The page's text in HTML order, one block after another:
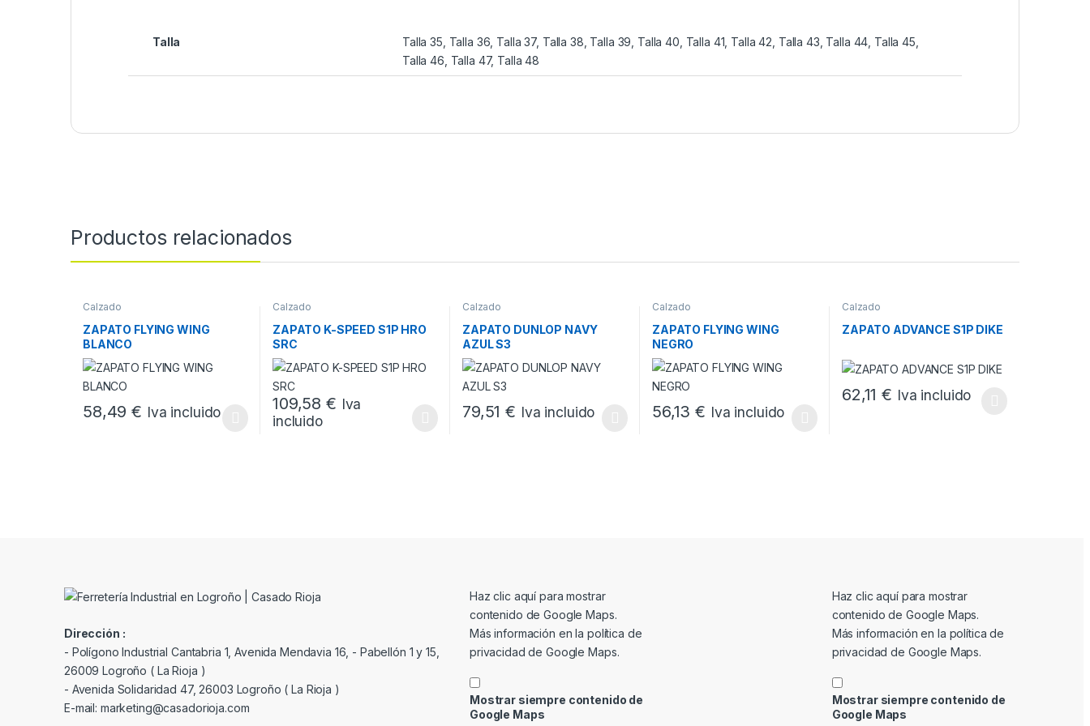
Talla
Talla 35, Talla 36, Talla 37, Talla 38, Talla 39, Talla 40, Talla 41, Talla 42, Talla 43, Talla 44, Talla 45,
Talla 46, Talla 47, Talla 48
Productos relacionados
Calzado
ZAPATO FLYING WING
BLANCO
58,49€ Iva incluido
Este producto tiene múltiples variantes. Las opciones se pueden elegir en la página de producto
Calzado
ZAPATO K-SPEED S1P HRO
SRC
109,58€ Iva
incluido
Este producto tiene múltiples variantes. Las opciones se pueden elegir en la página de producto
Calzado
ZAPATO DUNLOP NAVY
AZUL S3
79,51€ Iva incluido
Calzado
ZAPATO FLYING WING
NEGRO
56,13€ Iva incluido
Calzado
ZAPATO ADVANCE S1P DIKE
62,11€ Iva incluido
Dirección :
- Polígono Industrial Cantabria 1, Avenida Mendavia 16, - Pabellón 1 y 15,
26009 Logroño ( La Rioja )
- Avenida Solidaridad 47, 26003 Logroño ( La Rioja )
E-mail: marketing@casadorioja.com
Mostrar contenido de Google Maps
Haz clic aquí para mostrar
contenido de Google Maps.
Más información en la política de
privacidad de Google Maps.
Mostrar siempre contenido de
Google Maps
Mostrar contenido de Google Maps
Haz clic aquí para mostrar
contenido de Google Maps.
Más información en la política de
privacidad de Google Maps.
Mostrar siempre contenido de
Google Maps